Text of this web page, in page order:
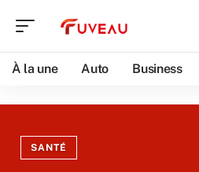
À la une Auto Business
SANTÉ